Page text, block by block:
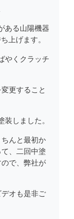
る山陽機器
上げます。
くクラッチ
更すること
しました。
んと最初か
、二回中塗
で、弊社が
オも是非ご